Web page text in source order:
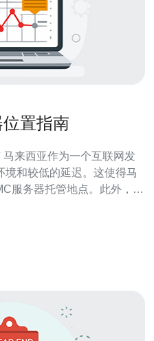
置指南
和较低的延迟。这使得马
服务器托管地点。此外，马